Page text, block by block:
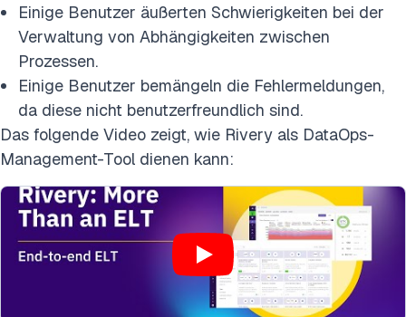
Einige Benutzer äußerten Schwierigkeiten bei der
Verwaltung von Abhängigkeiten zwischen
Prozessen.
Einige Benutzer bemängeln die Fehlermeldungen,
da diese nicht benutzerfreundlich sind.
Das folgende Video zeigt, wie Rivery als DataOps-
Management-Tool dienen kann: